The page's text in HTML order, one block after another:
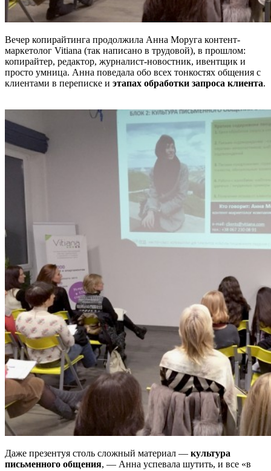
Вечер копирайтинга продолжила Анна Моруга контент-
маркетолог Vitiana (так написано в трудовой), в прошлом:
копирайтер, редактор, журналист-новостник, ивентщик и
просто умница. Анна поведала обо всех тонкостях общения с
клиентами в переписке и этапах обработки запроса клиента.
Даже презентуя столь сложный материал — культура
письменного общения, — Анна успевала шутить, и все «в